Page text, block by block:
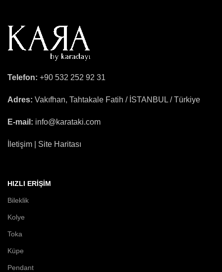
Telefon: +90 532 252 92 31
Adres: Vakıfhan, Tahtakale Fatih / İSTANBUL / Türkiye
E-mail: info@karataki.com
İletişim | Site Haritası
HIZLI ERIŞIM
Bileklik
Kolye
Toka
Küpe
Pendant